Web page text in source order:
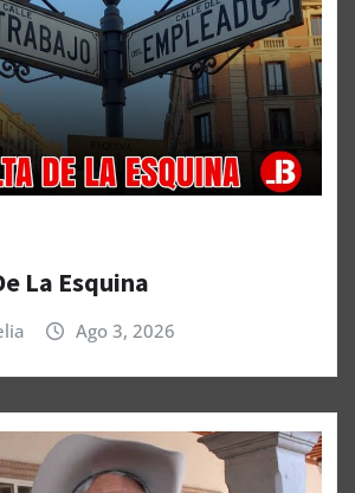
La Esquina
Ago 3, 2026